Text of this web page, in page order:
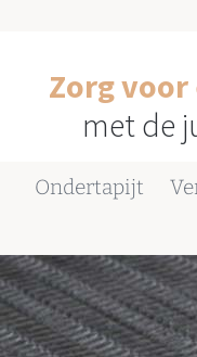
Zorg voor
met de
Ondertapijt